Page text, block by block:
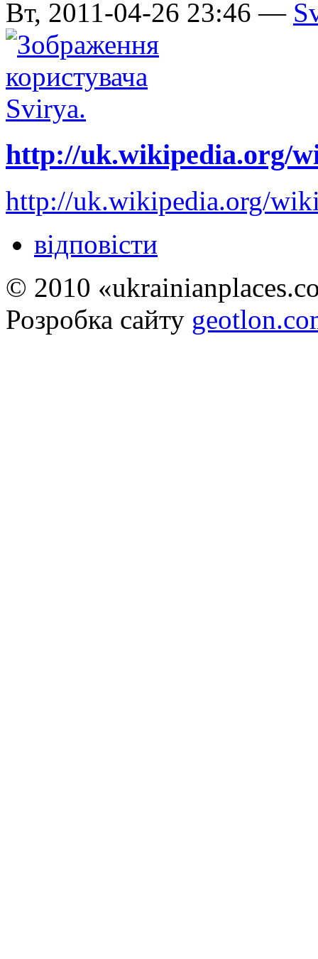
Вт, 2011-04-26 23:46 —
http://uk.wikipedia.org/
http://uk.wikipedia.org/
відповісти
© 2010
Розробка сайту